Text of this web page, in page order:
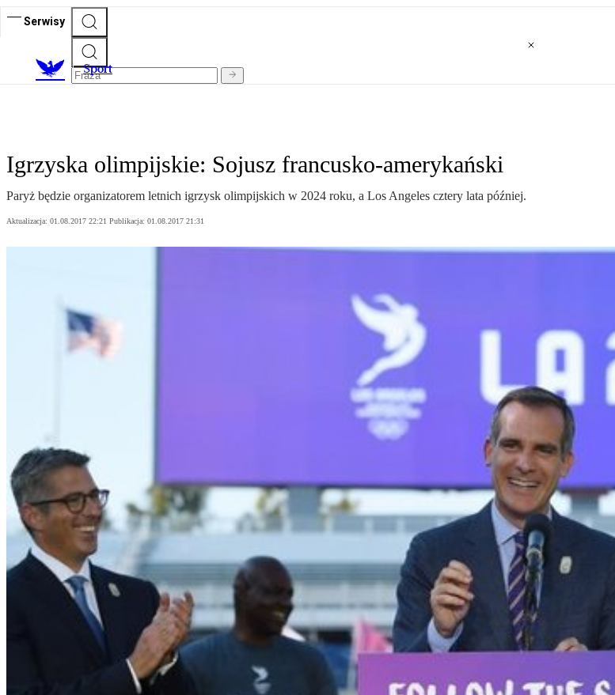
Serwisy
Sport
Igrzyska olimpijskie: Sojusz francusko-amerykański
Paryż będzie organizatorem letnich igrzysk olimpijskich w 2024 roku, a Los Angeles cztery lata później.
Aktualizacja: 01.08.2017 22:21 Publikacja: 01.08.2017 21:31